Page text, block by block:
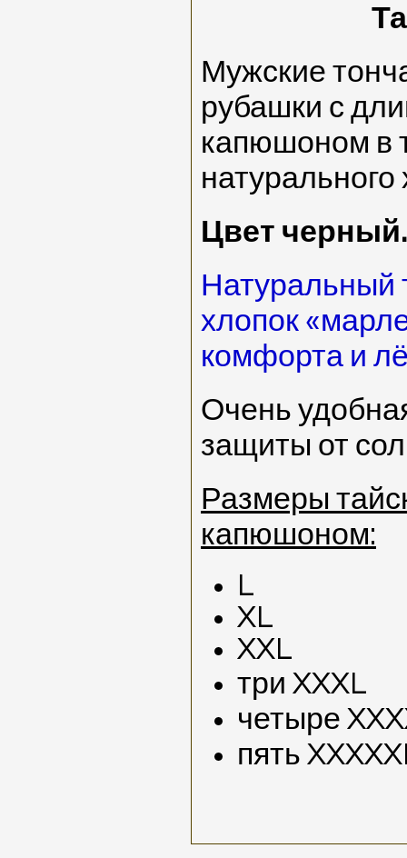
Мужские
рубашки с
капюшоном в
натурального
Цвет черный.
Натуральный
хлопок
комфорта и
Очень
защиты от
Размеры
капюшоном:
L
XL
XXL
три XXXL
четыре
пять